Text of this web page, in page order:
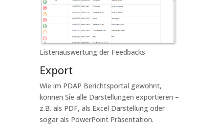
Listenauswertung der Feedbacks
Export
Wie im PDAP Berichtsportal gewohnt,
können Sie alle Darstellungen exportieren –
z.B. als PDF, als Excel Darstellung oder
sogar als PowerPoint Präsentation.